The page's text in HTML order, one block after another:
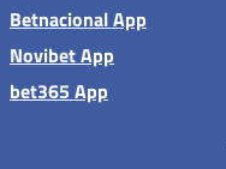
Betnacional App
Novibet App
bet365 App